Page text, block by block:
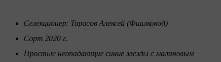
Селекционер: Тарасов Алексей (Фиалковод)
Сорт 2020 г.
Простые неопадающие синие звезды с малиновым